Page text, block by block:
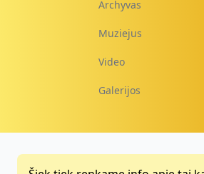
Archyvas
Muziejus
Video
Galerijos